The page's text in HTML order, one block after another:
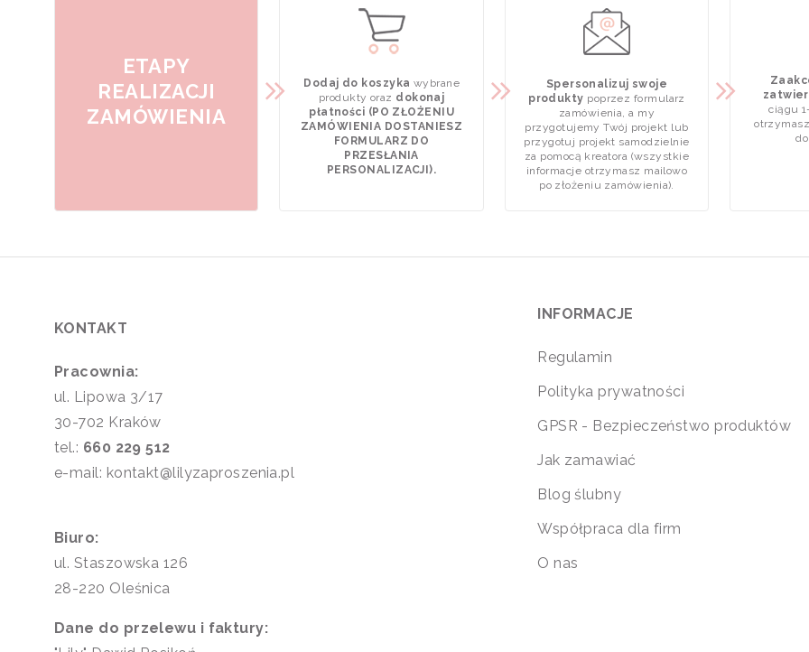
ETAPY
REALIZACJI
ZAMÓWIENIA
Dodaj do koszyka wybrane
produkty oraz dokonaj
płatności (PO ZŁOŻENIU
ZAMÓWIENIA DOSTANIESZ
FORMULARZ DO
PRZESŁANIA
PERSONALIZACJI).
Spersonalizuj swoje
produkty poprzez formularz
zamówienia, a my
przygotujemy Twój projekt lub
przygotuj projekt samodzielnie
za pomocą kreatora (wszystkie
informacje otrzymasz mailowo
po złożeniu zamówienia).
ciągu
KONTAKT
Pracownia:
ul. Lipowa 3/17
30-702 Kraków
tel.: 660 229 512
e-mail: kontakt@lilyzaproszenia.pl
Biuro:
ul. Staszowska 126
28-220 Oleśnica
Dane do przelewu i faktury:
INFORMACJE
Regulamin
Polityka prywatności
GPSR - Bezpieczeństwo produktów
Jak zamawiać
Blog ślubny
Współpraca dla firm
O nas